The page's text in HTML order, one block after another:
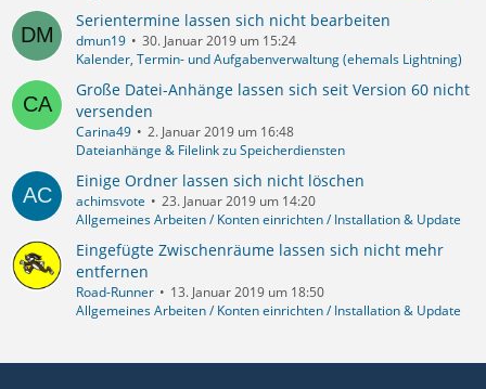
Serientermine lassen sich nicht bearbeiten
dmun19
30. Januar 2019 um 15:24
Kalender, Termin- und Aufgabenverwaltung (ehemals Lightning)
Große Datei-Anhänge lassen sich seit Version 60 nicht
versenden
Carina49
2. Januar 2019 um 16:48
Dateianhänge & Filelink zu Speicherdiensten
Einige Ordner lassen sich nicht löschen
achimsvote
23. Januar 2019 um 14:20
Allgemeines Arbeiten / Konten einrichten / Installation & Update
Eingefügte Zwischenräume lassen sich nicht mehr
entfernen
Road-Runner
13. Januar 2019 um 18:50
Allgemeines Arbeiten / Konten einrichten / Installation & Update